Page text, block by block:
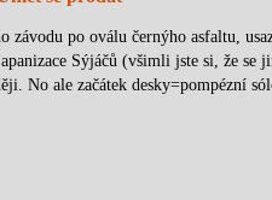
závodu po oválu černýho asfaltu,
Sýjáčů (všimli jste si, že
No ale začátek desky=pompézní